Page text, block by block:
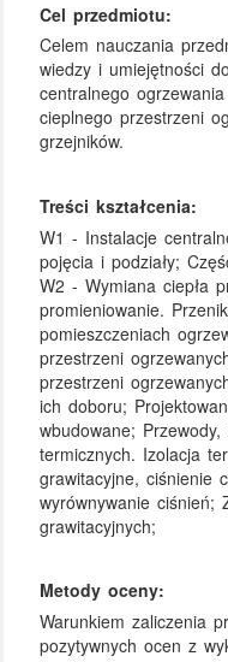
Cel przedmiotu:
Celem nauczania
wiedzy i umiejętności
centralnego
cieplnego przestrzeni
grzejników.
Treści kształcenia:
W1 - Instalacje
pojęcia i podziały;
W2 - Wymiana ciepła
promieniowanie.
pomieszczeniach
przestrzeni
przestrzeni
ich doboru;
wbudowane;
termicznych. Izolacja
grawitacyjne, ciśnienie
wyrównywanie ciśnień;
grawitacyjnych;
Metody oceny:
Warunkiem zaliczenia
pozytywnych ocen z